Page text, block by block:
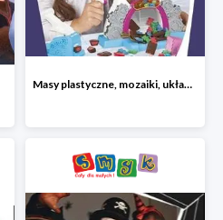
Masy plastyczne, mozaiki, układanki do -45%